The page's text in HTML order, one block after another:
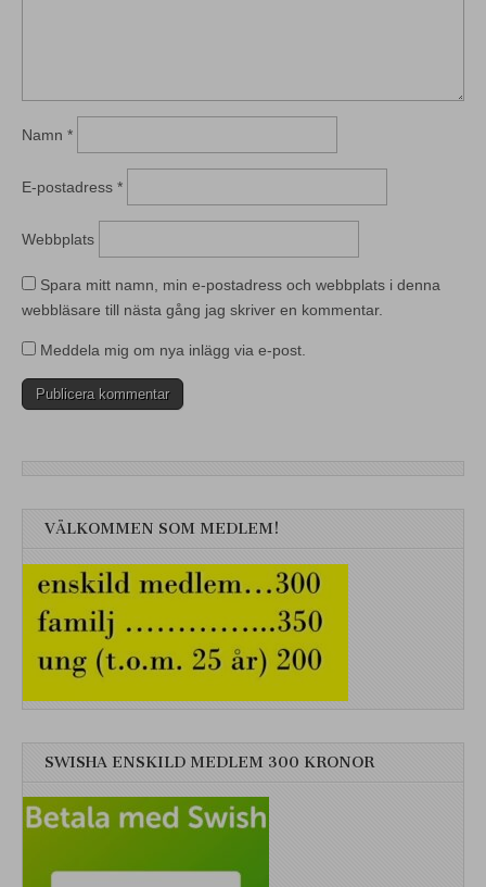
Namn *
E-postadress *
Webbplats
Spara mitt namn, min e-postadress och webbplats i denna
webbläsare till nästa gång jag skriver en kommentar.
Meddela mig om nya inlägg via e-post.
VÄLKOMMEN SOM MEDLEM!
SWISHA ENSKILD MEDLEM 300 KRONOR